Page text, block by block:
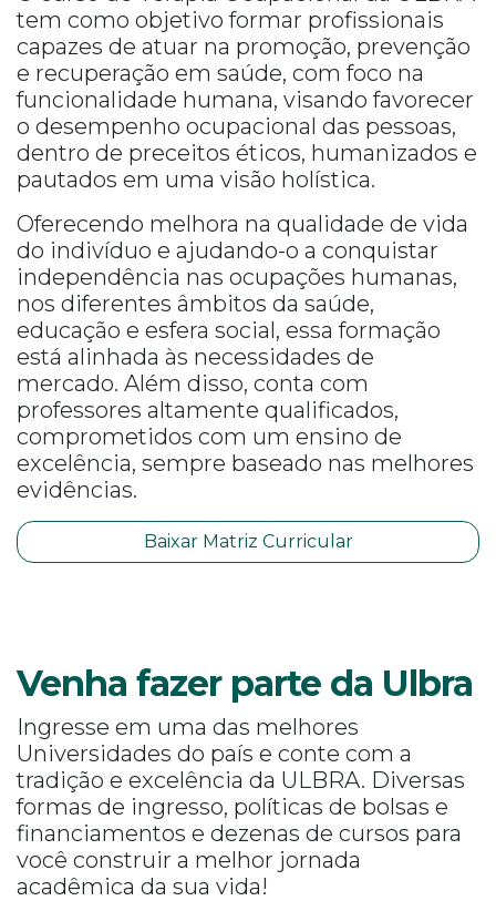
tem como objetivo formar profissionais
capazes de atuar na promoção, prevenção
e recuperação em saúde, com foco na
funcionalidade humana, visando favorecer
o desempenho ocupacional das pessoas,
dentro de preceitos éticos, humanizados e
pautados em uma visão holística.
Oferecendo melhora na qualidade de vida
do indivíduo e ajudando-o a conquistar
independência nas ocupações humanas,
nos diferentes âmbitos da saúde,
educação e esfera social, essa formação
está alinhada às necessidades de
mercado. Além disso, conta com
professores altamente qualificados,
comprometidos com um ensino de
excelência, sempre baseado nas melhores
evidências.
Baixar Matriz Curricular
Venha fazer parte da Ulbra
Ingresse em uma das melhores
Universidades do país e conte com a
tradição e excelência da ULBRA. Diversas
formas de ingresso, políticas de bolsas e
financiamentos e dezenas de cursos para
você construir a melhor jornada
acadêmica da sua vida!